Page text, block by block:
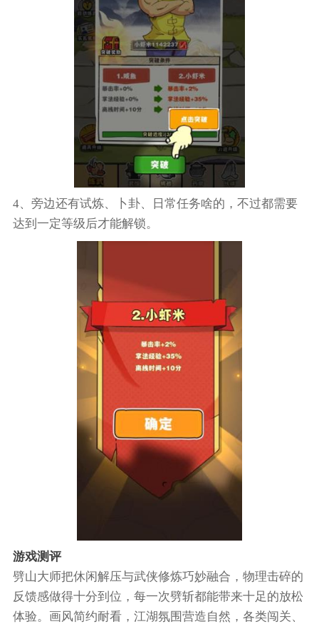
4、旁边还有试炼、卜卦、日常任务啥的，不过都需要
达到一定等级后才能解锁。
游戏测评
劈山大师把休闲解压与武侠修炼巧妙融合，物理击碎的
反馈感做得十分到位，每一次劈斩都能带来十足的放松
体验。画风简约耐看，江湖氛围营造自然，各类闯关、